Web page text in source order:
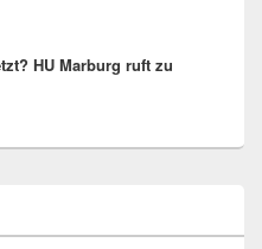
HU Marburg ruft zu